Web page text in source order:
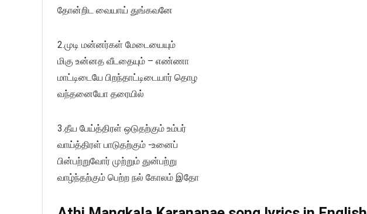
தோன்றிட வையாய் துங்கவனே
2.முடி மன்னர்கள் மேடையையும்
மிகு உன்னத வீடதையும் – எண்ணா
மாட்டிடையே பிறந்தாட்டிடையார் தொழ
வந்தனையோ தரையில்
3.தீய பேய்த்திரள் ஒடுதற்கும் உம்பர்
வாய்த்திரள் பாடுதற்கும் -உனைப்
பின்பற்றுவோர் முற்றும் துன்பற்று
வாழ்ந்தற்கும் பெற்ற நல் கோலம் இதோ